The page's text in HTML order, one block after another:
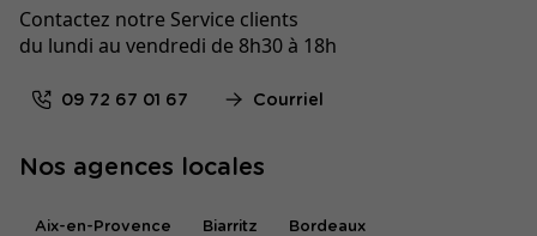
Contactez notre Service clients
du lundi au vendredi de 8h30 à 18h
09 72 67 01 67 Courriel
Nos agences locales
Aix-en-Provence Biarritz Bordeaux